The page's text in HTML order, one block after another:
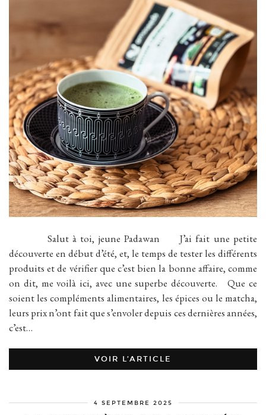
Salut à toi, jeune Padawan J’ai fait une petite
découverte en début d’été, et, le temps de tester les différents
produits et de vérifier que c’est bien la bonne affaire, comme
on dit, me voilà ici, avec une superbe découverte. Que ce
soient les compléments alimentaires, les épices ou le matcha,
leurs prix n’ont fait que s’envoler depuis ces dernières années,
c’est…
VOIR L’ARTICLE
4 SEPTEMBRE 2025